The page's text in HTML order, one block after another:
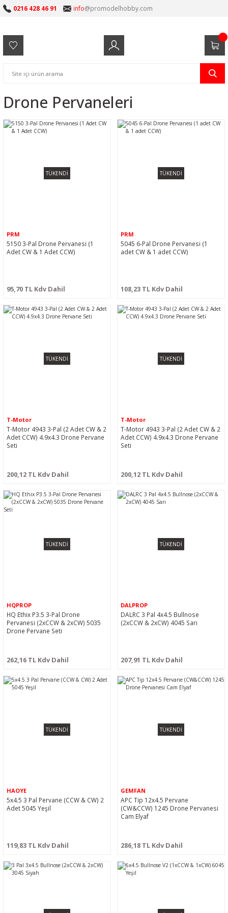
0216 428 46 91 info@promodelhobby.com
Drone Pervaneleri
TÜKENDİ
PRM
5150 3-Pal Drone Pervanesi (1
Adet CW & 1 Adet CCW)
95,70 TL Kdv Dahil
TÜKENDİ
PRM
5045 6-Pal Drone Pervanesi (1
adet CW & 1 adet CCW)
108,23 TL Kdv Dahil
TÜKENDİ
T-Motor
T-Motor 4943 3-Pal (2 Adet CW & 2
Adet CCW) 4.9x4.3 Drone Pervane
Seti
200,12 TL Kdv Dahil
TÜKENDİ
T-Motor
T-Motor 4943 3-Pal (2 Adet CW & 2
Adet CCW) 4.9x4.3 Drone Pervane
Seti
200,12 TL Kdv Dahil
TÜKENDİ
HQPROP
HQ Ethix P3.5 3-Pal Drone
Pervanesi (2xCCW & 2xCW) 5035
Drone Pervane Seti
262,16 TL Kdv Dahil
TÜKENDİ
DALPROP
DALRC 3 Pal 4x4.5 Bullnose
(2xCCW & 2xCW) 4045 Sarı
207,91 TL Kdv Dahil
TÜKENDİ
HAOYE
5x4.5 3 Pal Pervane (CCW & CW) 2
Adet 5045 Yeşil
119,83 TL Kdv Dahil
TÜKENDİ
GEMFAN
APC Tip 12x4.5 Pervane
(CW&CCW) 1245 Drone Pervanesi
Cam Elyaf
286,18 TL Kdv Dahil